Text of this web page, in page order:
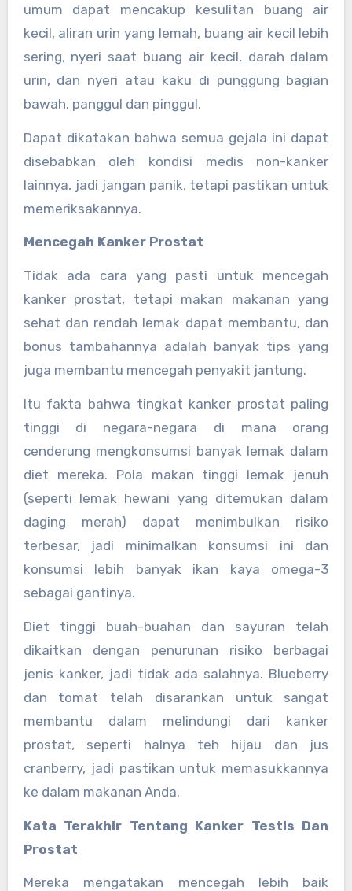
umum dapat mencakup kesulitan buang air
kecil, aliran urin yang lemah, buang air kecil lebih
sering, nyeri saat buang air kecil, darah dalam
urin, dan nyeri atau kaku di punggung bagian
bawah. panggul dan pinggul.
Dapat dikatakan bahwa semua gejala ini dapat
disebabkan oleh kondisi medis non-kanker
lainnya, jadi jangan panik, tetapi pastikan untuk
memeriksakannya.
Mencegah Kanker Prostat
Tidak ada cara yang pasti untuk mencegah
kanker prostat, tetapi makan makanan yang
sehat dan rendah lemak dapat membantu, dan
bonus tambahannya adalah banyak tips yang
juga membantu mencegah penyakit jantung.
Itu fakta bahwa tingkat kanker prostat paling
tinggi di negara-negara di mana orang
cenderung mengkonsumsi banyak lemak dalam
diet mereka. Pola makan tinggi lemak jenuh
(seperti lemak hewani yang ditemukan dalam
daging merah) dapat menimbulkan risiko
terbesar, jadi minimalkan konsumsi ini dan
konsumsi lebih banyak ikan kaya omega-3
sebagai gantinya.
Diet tinggi buah-buahan dan sayuran telah
dikaitkan dengan penurunan risiko berbagai
jenis kanker, jadi tidak ada salahnya. Blueberry
dan tomat telah disarankan untuk sangat
membantu dalam melindungi dari kanker
prostat, seperti halnya teh hijau dan jus
cranberry, jadi pastikan untuk memasukkannya
ke dalam makanan Anda.
Kata Terakhir Tentang Kanker Testis Dan
Prostat
Mereka mengatakan mencegah lebih baik